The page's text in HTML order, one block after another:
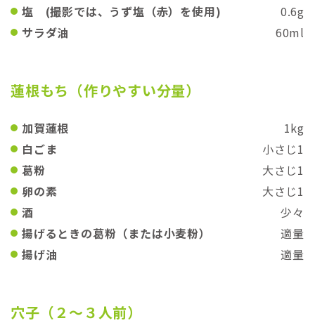
塩 (撮影では、うず塩（赤）を使用)
0.6g
サラダ油
60ml
蓮根もち（作りやすい分量）
加賀蓮根
1kg
白ごま
小さじ1
葛粉
大さじ1
卵の素
大さじ1
酒
少々
揚げるときの葛粉（または小麦粉）
適量
揚げ油
適量
穴子（２〜３人前）